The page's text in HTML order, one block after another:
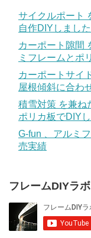
サイクルポート
自作DIYしました
カーポート隙間
ミフレームとポ
カーポートサイ
屋根傾斜に合わ
積雪対策 を兼ね
ポリカ板でDIYし
G-fun 、アルミ
売実績
フレームDIYラ